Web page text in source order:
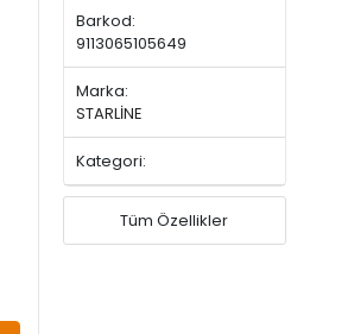
Barkod:
9113065105649
Marka:
STARLİNE
Kategori:
Tüm Özellikler